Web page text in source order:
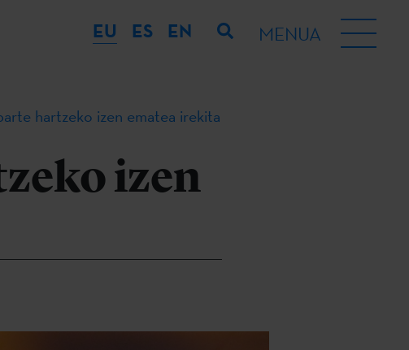
EU ES EN MENUA
hartzeko izen ematea irekita
izen